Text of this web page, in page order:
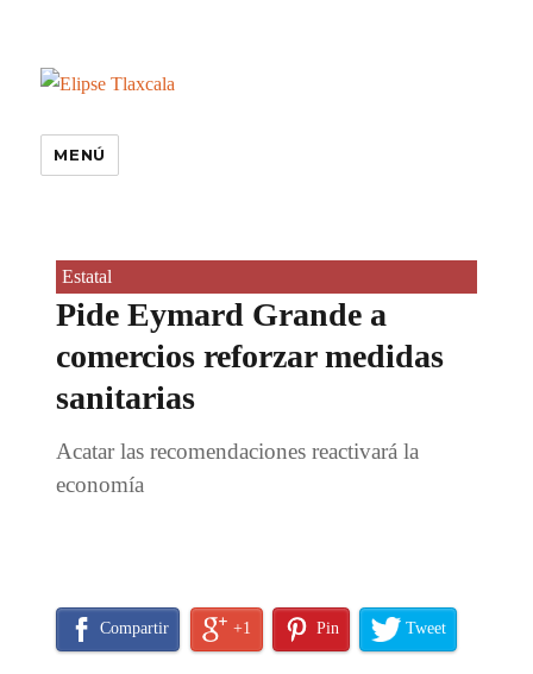
MENÚ
Estatal
Pide Eymard Grande a
comercios reforzar medidas
sanitarias
Acatar las recomendaciones reactivará la
economía
Compartir +1 Pin Tweet